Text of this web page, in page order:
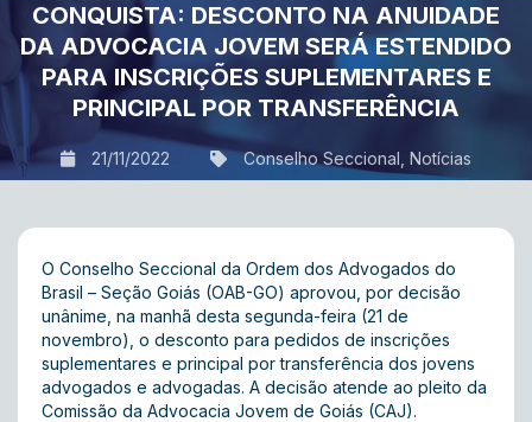
CONQUISTA: DESCONTO NA ANUIDADE
DA ADVOCACIA JOVEM SERÁ ESTENDIDO
PARA INSCRIÇÕES SUPLEMENTARES E
PRINCIPAL POR TRANSFERÊNCIA
21/11/2022 Conselho Seccional Notícias
O Conselho Seccional da Ordem dos Advogados do
Brasil – Seção Goiás (OAB-GO) aprovou, por decisão
unânime, na manhã desta segunda-feira (21 de
novembro), o desconto para pedidos de inscrições
suplementares e principal por transferência dos jovens
advogados e advogadas. A decisão atende ao pleito da
Comissão da Advocacia Jovem de Goiás (CAJ).